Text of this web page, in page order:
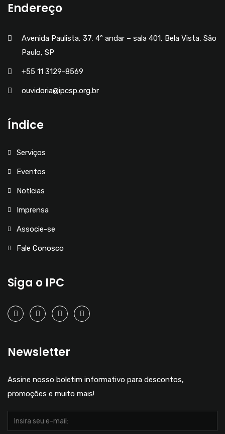
Endereço
Avenida Paulista, 37, 4º andar – sala 401, Bela Vista, São
Paulo, SP
+55 11 3129-8569
ouvidoria@ipcsp.org.br
Índice
Serviços
Eventos
Notícias
Imprensa
Associe-se
Fale Conosco
Siga o IPC
Newsletter
Assine nosso boletim informativo para descontos,
promoções e muito mais!